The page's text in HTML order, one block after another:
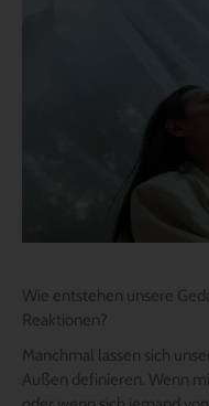
Wie entstehen unsere
Reaktionen?
Manchmal lassen sich
Außen definieren. Wenn